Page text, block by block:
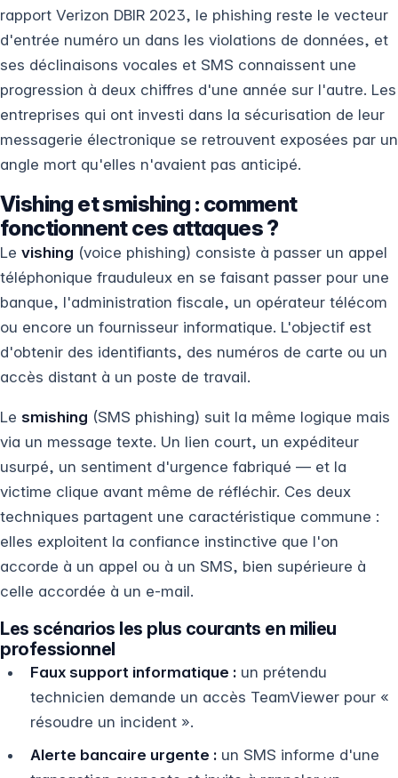
rapport Verizon DBIR 2023, le phishing reste le vecteur
d'entrée numéro un dans les violations de données, et
ses déclinaisons vocales et SMS connaissent une
progression à deux chiffres d'une année sur l'autre. Les
entreprises qui ont investi dans la sécurisation de leur
messagerie électronique se retrouvent exposées par un
angle mort qu'elles n'avaient pas anticipé.
Vishing et smishing : comment
fonctionnent ces attaques ?
Le vishing (voice phishing) consiste à passer un appel
téléphonique frauduleux en se faisant passer pour une
banque, l'administration fiscale, un opérateur télécom
ou encore un fournisseur informatique. L'objectif est
d'obtenir des identifiants, des numéros de carte ou un
accès distant à un poste de travail.
Le smishing (SMS phishing) suit la même logique mais
via un message texte. Un lien court, un expéditeur
usurpé, un sentiment d'urgence fabriqué — et la
victime clique avant même de réfléchir. Ces deux
techniques partagent une caractéristique commune :
elles exploitent la confiance instinctive que l'on
accorde à un appel ou à un SMS, bien supérieure à
celle accordée à un e-mail.
Les scénarios les plus courants en milieu
professionnel
Faux support informatique : un prétendu
technicien demande un accès TeamViewer pour «
résoudre un incident ».
Alerte bancaire urgente : un SMS informe d'une